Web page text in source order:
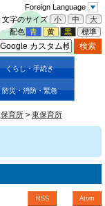
Foreign Language
文字のサイズ
小 中
大
配色 青 黄 黒 標準
くらし・手続き
防災・消防・緊急
保育所 > 東保育所
RSS Atom